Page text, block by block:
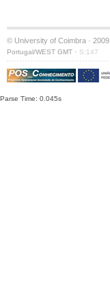
© University of Coimbra · 2009
Portugal/WEST GMT · S:147
Parse Time: 0.045s